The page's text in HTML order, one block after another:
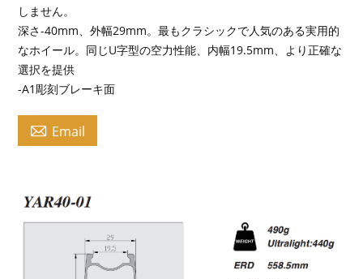
しません。
深さ-40mm、外幅29mm。最もクラシックで人気のある実用的
なホイール。同じU字型の空力性能、内幅19.5mm、より正確な
選択を提供
-A1彫刻ブレーキ面
 Email